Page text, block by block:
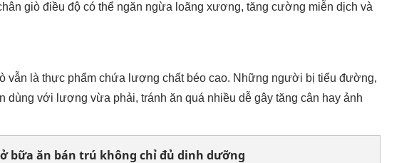
giò điều độ có thể ngăn ngừa loãng xương, tăng cường miễn dịch và
vẫn là thực phẩm chứa lượng chất béo cao. Những người bị tiểu đường,
dùng với lượng vừa phải, tránh ăn quá nhiều dễ gây tăng cân hay ảnh
bữa ăn bán trú không chỉ đủ dinh dưỡng